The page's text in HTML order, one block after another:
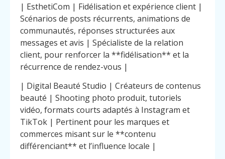
| EsthetiCom | Fidélisation et expérience client |
Scénarios de posts récurrents, animations de
communautés, réponses structurées aux
messages et avis | Spécialiste de la relation
client, pour renforcer la **fidélisation** et la
récurrence de rendez-vous |
| Digital Beauté Studio | Créateurs de contenus
beauté | Shooting photo produit, tutoriels
vidéo, formats courts adaptés à Instagram et
TikTok | Pertinent pour les marques et
commerces misant sur le **contenu
différenciant** et l’influence locale |